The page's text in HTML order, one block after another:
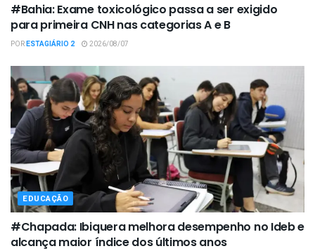
#Bahia: Exame toxicológico passa a ser exigido
para primeira CNH nas categorias A e B
PORESTAGIÁRIO 2 2026/08/07
EDUCAÇÃO
#Chapada: Ibiquera melhora desempenho no Ideb e
alcança maior índice dos últimos anos